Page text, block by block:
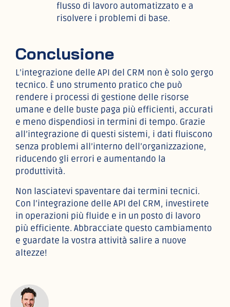
flusso di lavoro automatizzato e a
risolvere i problemi di base.
Conclusione
L’integrazione delle API del CRM non è solo gergo
tecnico. È uno strumento pratico che può
rendere i processi di gestione delle risorse
umane e delle buste paga più efficienti, accurati
e meno dispendiosi in termini di tempo. Grazie
all’integrazione di questi sistemi, i dati fluiscono
senza problemi all’interno dell’organizzazione,
riducendo gli errori e aumentando la
produttività.
Non lasciatevi spaventare dai termini tecnici.
Con l’integrazione delle API del CRM, investirete
in operazioni più fluide e in un posto di lavoro
più efficiente. Abbracciate questo cambiamento
e guardate la vostra attività salire a nuove
altezze!